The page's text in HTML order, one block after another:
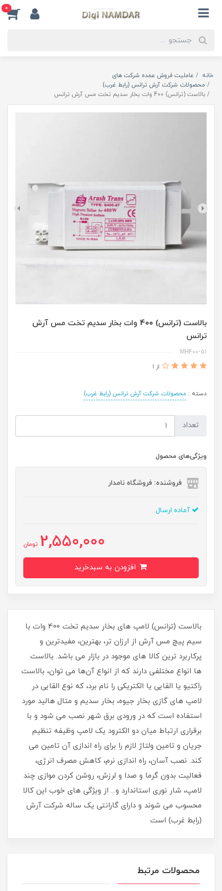
0
خانه
عاملیت فروش عمده شرکت های
محصولات شرکت آرش ترانس (رابط غرب)
بالاست (ترانس) 400 وات بخار سدیم تخت مس آرش ترانس
بالاست (ترانس) 400 وات بخار سدیم تخت مس آرش
ترانس
MH400-51
از 1
دسته : محصولات شرکت آرش ترانس (رابط غرب)
تعداد
ویژگی‌های محصول
فروشنده: فروشگاه نامدار
آماده ارسال
2,550,000 تومان
بالاست (ترانس) لامپ های بخار سدیم تخت 400 وات با
سیم پیچ مس آرش از ارزان تر، بهترین، مفیدترین و
پرکاربرد ترین کالا های موجود در بازار می باشد. بالاست
ها انواع مختلفی دارند که از انواع آن‌ها می توان، بالاست
راکتیو یا القایی یا الکتریکی را نام برد، که نوع القایی در
لامپ های گازی بخار جیوه، بخار سدیم و متال هالید مورد
استفاده است که در ورودی برق شهر نصب می شود و با
برقراری ارتباط میان دو الکترود یک لامپ وظیفه تنظیم
جریان و تامین ولتاژ لازم را برای راه اندازی آن تامین می
کند. نصب آسان، راه اندازی نرم، کاهش مصرف انرژی،
فعالیت بدون گرما و صدا و لرزش، روشن کردن موازی چند
لامپ، شار نوری استاندارد و... از ویژگی های خوب این کالا
محسوب می شوند و دارای گارانتی یک ساله شرکت آرش
(رابط غرب) است
محصولات مرتبط